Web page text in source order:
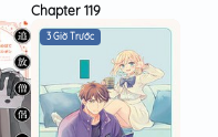
Chapter 119
3 Giờ Trước